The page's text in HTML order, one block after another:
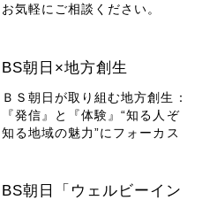
お気軽にご相談ください。
BS朝日×地方創生
ＢＳ朝日が取り組む地方創生：
『発信』と『体験』“知る人ぞ
知る地域の魅力”にフォーカス
BS朝日「ウェルビーイン